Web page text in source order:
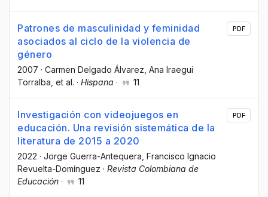
Patrones de masculinidad y feminidad
asociados al ciclo de la violencia de
género
2007 · Carmen Delgado Álvarez , Ana Iraegui
Torralba , et al. · Hispana · 11
PDF
Investigación con videojuegos en
educación. Una revisión sistemática de la
literatura de 2015 a 2020
2022 · Jorge Guerra-Antequera , Francisco Ignacio
Revuelta-Domínguez · Revista Colombiana de
Educación · 11
PDF